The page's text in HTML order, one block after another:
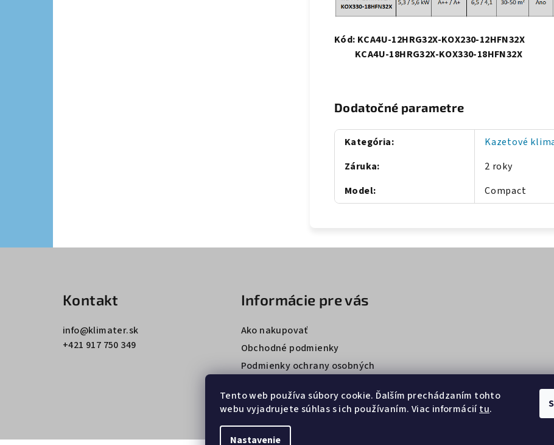
Tento web používa súbory cookie. Ďalším prechádzaním tohto
webu vyjadrujete súhlas s ich používaním. Viac informáciítu.
Nastavenie
Kód: KCA4U-12HRG32X-KOX230-12HFN32X
KCA4U-18HRG32X-KOX330-18HFN32X
Dodatočné parametre
Kategória:
Kazetové
Záruka:
2 roky
Model: Compact
Kontakt
info@klimater.sk
+421 917 750 349
Informácie pre vás
Ako nakupovať
Obchodné podmienky
Podmienky ochrany osobných